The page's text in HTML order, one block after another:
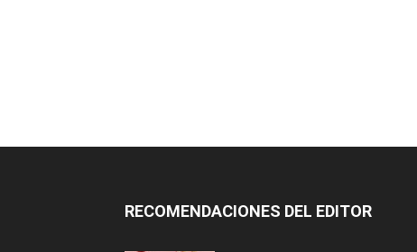
RECOMENDACIONES DEL EDITOR